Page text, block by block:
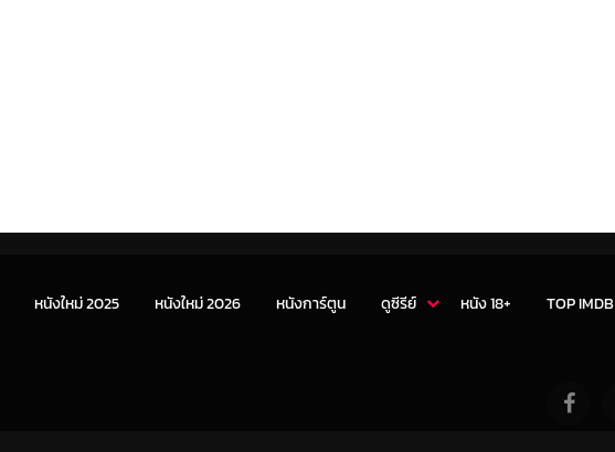
หนังใหม่ 2025 หนังใหม่ 2026 หนังการ์ตูน ดูซีรีย์ หนัง 18+ TOP IMDB